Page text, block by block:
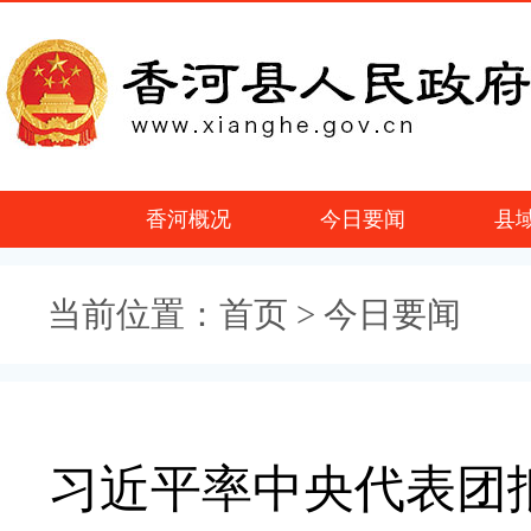
香河概况 今日要闻 县
当前位置： 首页 > 今日要闻
习近平率中央代表团